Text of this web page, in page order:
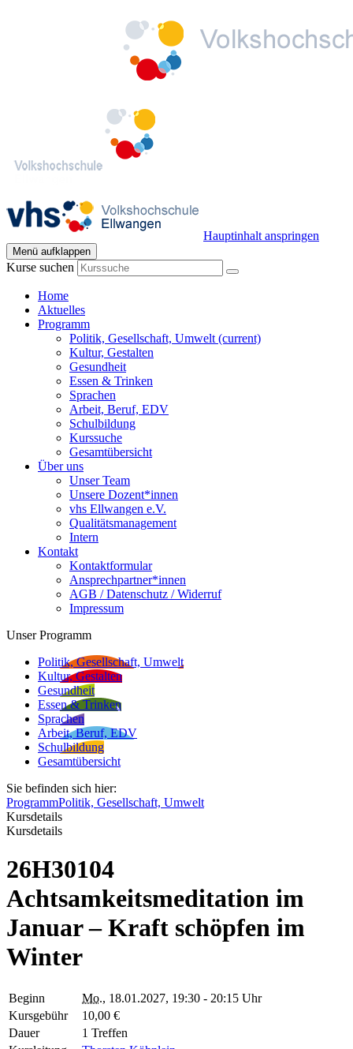
Hauptinhalt anspringen
Menü aufklappen
Kurse suchen
Home
Aktuelles
Programm
Politik, Gesellschaft, Umwelt (current)
Kultur, Gestalten
Gesundheit
Essen & Trinken
Sprachen
Arbeit, Beruf, EDV
Schulbildung
Kurssuche
Gesamtübersicht
Über uns
Unser Team
Unsere Dozent*innen
vhs Ellwangen e.V.
Qualitätsmanagement
Intern
Kontakt
Kontaktformular
Ansprechpartner*innen
AGB / Datenschutz / Widerruf
Impressum
Unser Programm
Politik, Gesellschaft, Umwelt
Kultur, Gestalten
Gesundheit
Essen & Trinken
Sprachen
Arbeit, Beruf, EDV
Schulbildung
Gesamtübersicht
Sie befinden sich hier:
ProgrammPolitik, Gesellschaft, Umwelt
Kursdetails
Kursdetails
26H30104
Achtsamkeitsmeditation im
Januar – Kraft schöpfen im
Winter
Beginn Mo., 18.01.2027, 19:30 - 20:15 Uhr
Kursgebühr
10,00 €
Dauer
1 Treffen